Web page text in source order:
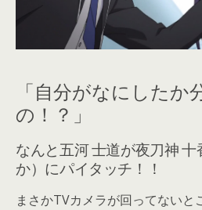
「自分がなにしたか
の！？」
なんと五河 士道が夜刀神
か）にパイタッチ！！
まさかTVカメラが回ってないと